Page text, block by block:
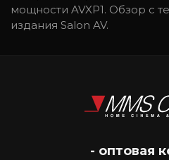
мощности AVXP1. Обзор с
издания Salon AV.
- оптовая